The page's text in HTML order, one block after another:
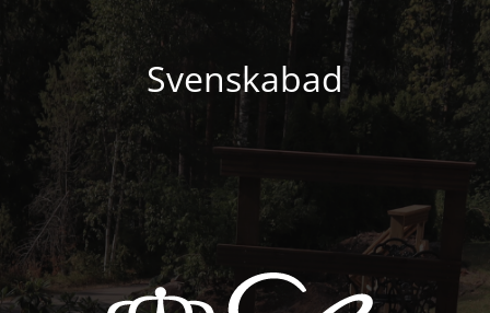
Svenskabad